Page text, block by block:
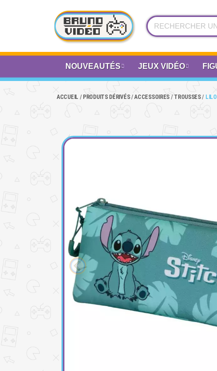
NOUVEAUTÉS JEUX VIDÉO
ACCUEIL PRODUITS DÉRIVÉS ACCESSOIRES TROUSSES